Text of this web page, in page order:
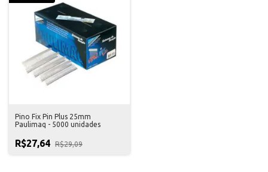
Pino Fix Pin Plus 25mm
Paulimaq - 5000 unidades
R$27,64 R$29,09